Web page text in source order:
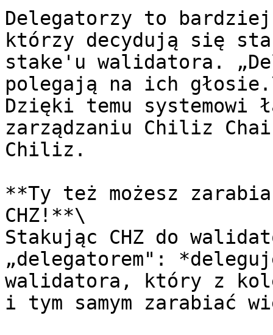
Delegatorzy to
którzy decydują się
stake'u walidatora.
polegają na ich
Dzięki temu
zarządzaniu Chiliz
Chiliz.
**Ty też możesz
CHZ!**\
Stakując CHZ do
„delegatorem":
walidatora, który z
i tym samym zarabiać